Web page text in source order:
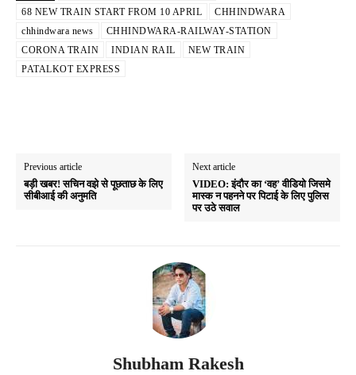
68 NEW TRAIN START FROM 10 APRIL
CHHINDWARA
chhindwara news
CHHINDWARA-RAILWAY-STATION
CORONA TRAIN
INDIAN RAIL
NEW TRAIN
PATALKOT EXPRESS
Previous article
बड़ी खबर! सचिन वझे से पूछताछ के लिए
सीबीआई की अनुमति
Next article
VIDEO: इंदौर का ‘वह’ वीडियो जिसमे
मास्क न पहनने पर पिटाई के लिए पुलिस
पर उठे सवाल
Shubham Rakesh